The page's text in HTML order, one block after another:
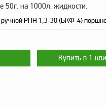
50г. на 1000л. жидкости.
ручной РПН 1,3-30 (БКФ-4)